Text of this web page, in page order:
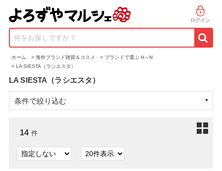
ログイン
何をお探しですか？
ホーム > 海外ブランド雑貨＆コスメ > ブランドで選ぶ H～N
> LA SIESTA（ラシエスタ）
LA SIESTA（ラシエスタ）
条件で絞り込む
14 件